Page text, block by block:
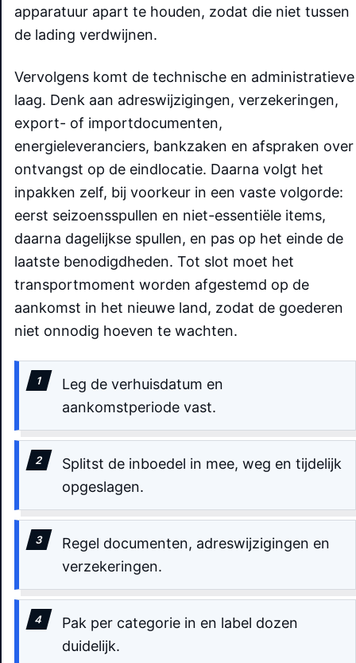
apparatuur apart te houden, zodat die niet tussen
de lading verdwijnen.
Vervolgens komt de technische en administratieve
laag. Denk aan adreswijzigingen, verzekeringen,
export- of importdocumenten,
energieleveranciers, bankzaken en afspraken over
ontvangst op de eindlocatie. Daarna volgt het
inpakken zelf, bij voorkeur in een vaste volgorde:
eerst seizoensspullen en niet-essentiële items,
daarna dagelijkse spullen, en pas op het einde de
laatste benodigdheden. Tot slot moet het
transportmoment worden afgestemd op de
aankomst in het nieuwe land, zodat de goederen
niet onnodig hoeven te wachten.
Leg de verhuisdatum en
aankomstperiode vast.
Splitst de inboedel in mee, weg en tijdelijk
opgeslagen.
Regel documenten, adreswijzigingen en
verzekeringen.
Pak per categorie in en label dozen
duidelijk.